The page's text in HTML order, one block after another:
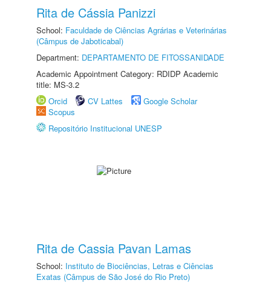
Rita de Cássia Panizzi
School: Faculdade de Ciências Agrárias e Veterinárias
(Câmpus de Jaboticabal)
Department: DEPARTAMENTO DE FITOSSANIDADE
Academic Appointment Category: RDIDP Academic
title: MS-3.2
Orcid
CV Lattes
Google Scholar
Scopus
Repositório Institucional UNESP
Rita de Cassia Pavan Lamas
School: Instituto de Biociências, Letras e Ciências
Exatas (Câmpus de São José do Rio Preto)